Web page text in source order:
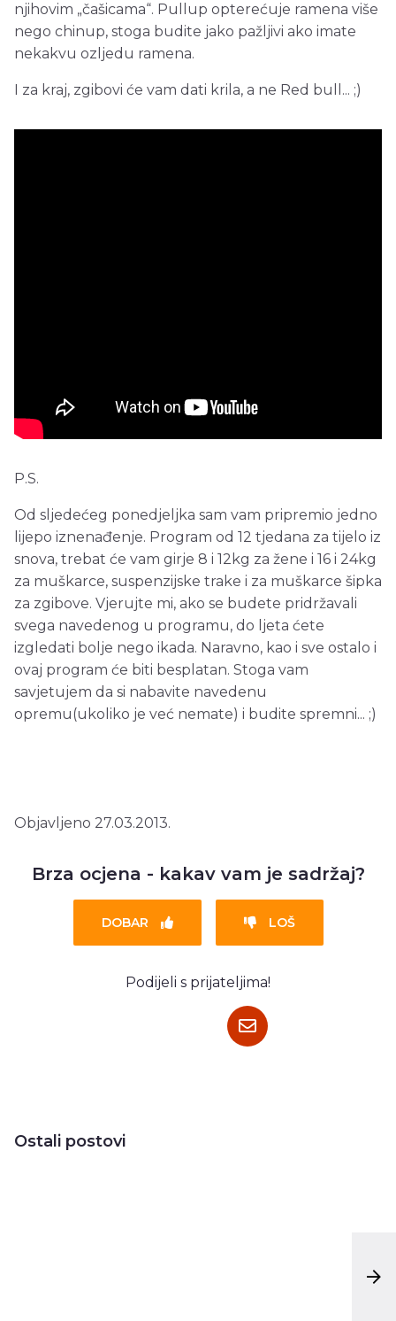
njihovim „čašicama“. Pullup opterećuje ramena više
nego chinup, stoga budite jako pažljivi ako imate
nekakvu ozljedu ramena.
I za kraj, zgibovi će vam dati krila, a ne Red bull... ;)
P.S.
Od sljedećeg ponedjeljka sam vam pripremio jedno
lijepo iznenađenje. Program od 12 tjedana za tijelo iz
snova, trebat će vam girje 8 i 12kg za žene i 16 i 24kg
za muškarce, suspenzijske trake i za muškarce šipka
za zgibove. Vjerujte mi, ako se budete pridržavali
svega navedenog u programu, do ljeta ćete
izgledati bolje nego ikada. Naravno, kao i sve ostalo i
ovaj program će biti besplatan. Stoga vam
savjetujem da si nabavite navedenu
opremu(ukoliko je već nemate) i budite spremni... ;)
Objavljeno 27.03.2013.
Brza ocjena - kakav vam je sadržaj?
DOBAR LOŠ
Podijeli s prijateljima!
Ostali postovi